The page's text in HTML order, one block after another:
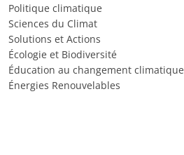
Politique climatique
Sciences du Climat
Solutions et Actions
Écologie et Biodiversité
Éducation au changement climatique
Énergies Renouvelables